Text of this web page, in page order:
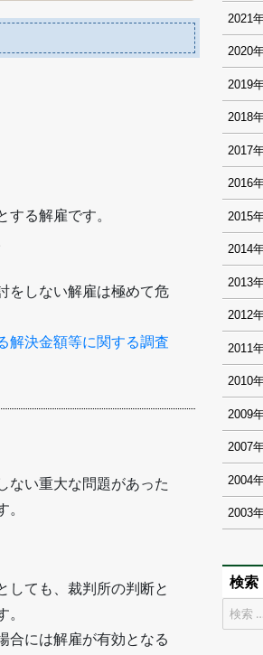
る解雇です。
をしない解雇は極めて危
解決金額等に関する調査
ない重大な問題があった
しても、裁判所の判断と
。
合には解雇が有効となる
2021
2020
2019
2018
2017
2016
2015
2014
2013
2012
2011
2010
2009
2007
2004
2003
検索
検
索